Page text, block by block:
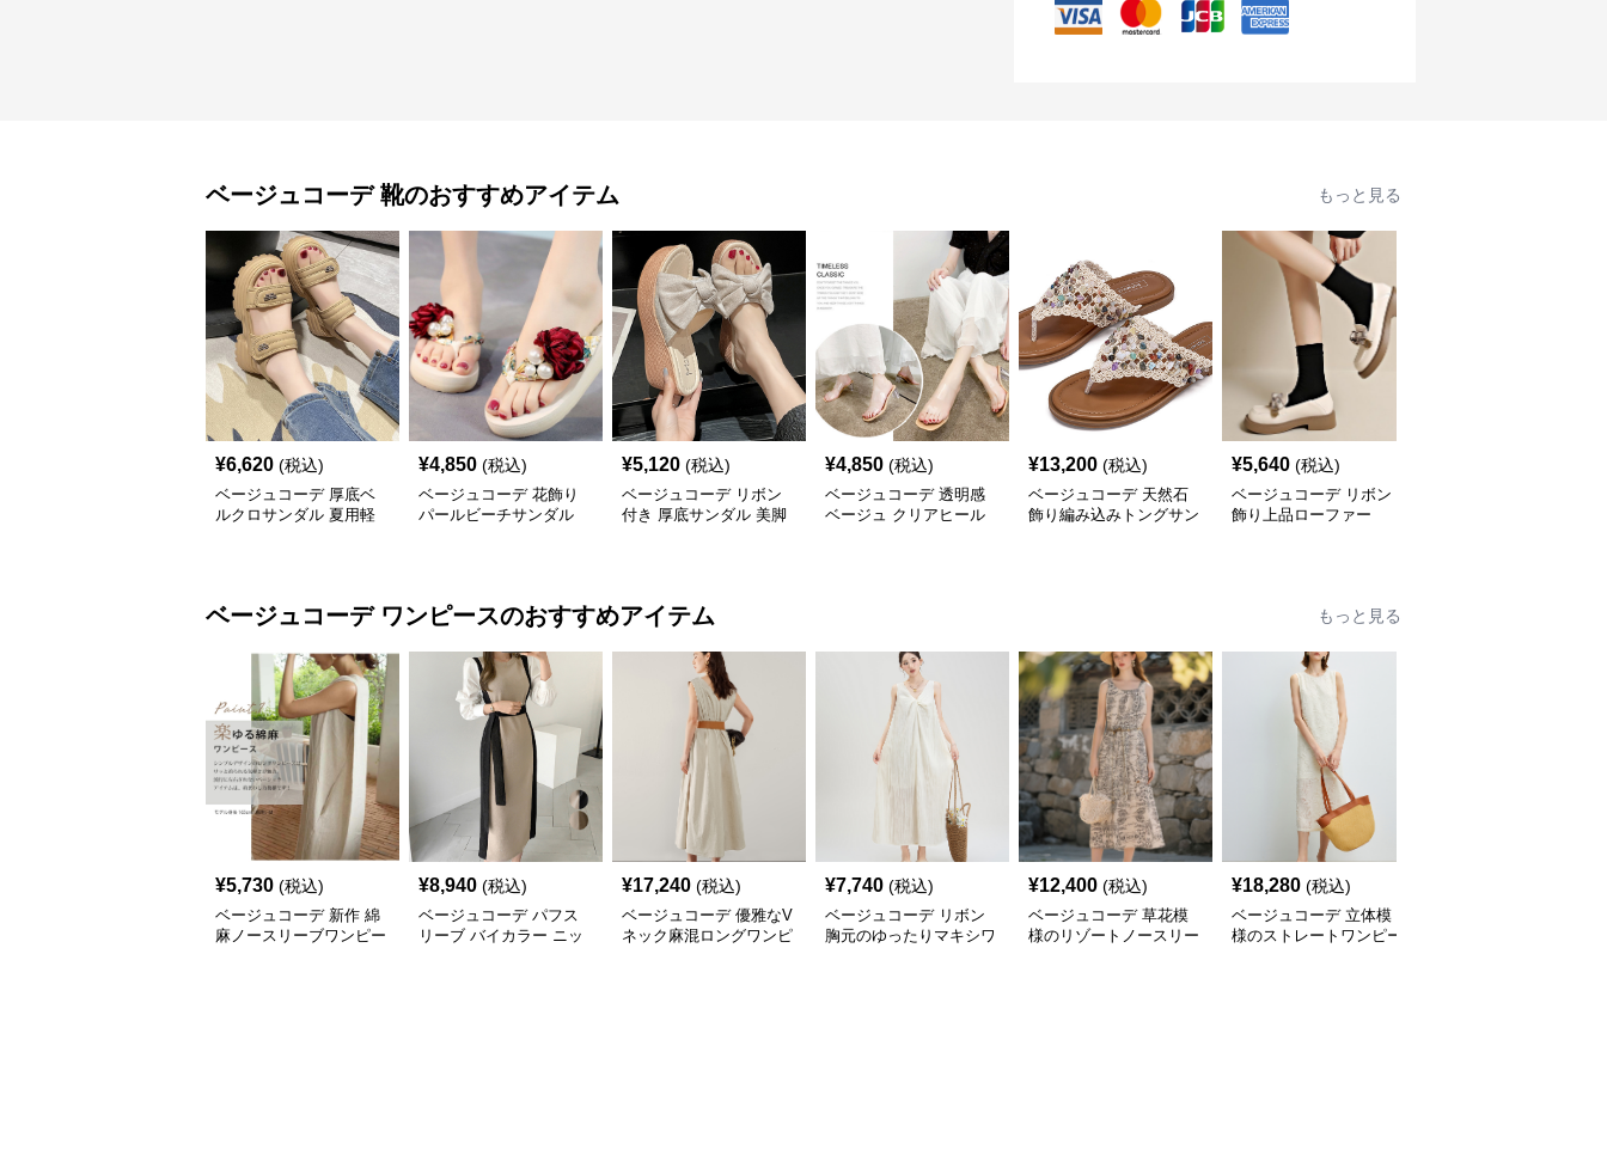
ベージュコーデ 靴のおすすめアイテム もっと見る
¥6,620 (税込)
ベージュコーデ 厚底ベ
ルクロサンダル 夏用軽
¥4,850 (税込)
ベージュコーデ 花飾り
パールビーチサンダル
¥5,120 (税込)
ベージュコーデ リボン
付き 厚底サンダル 美脚
¥4,850 (税込)
ベージュコーデ 透明感
ベージュ クリアヒール
¥13,200 (税込)
ベージュコーデ 天然石
飾り編み込みトングサン
¥5,640 (税込)
ベージュコーデ リボン
飾り上品ローファー
ベージュコーデ ワンピースのおすすめアイテム もっと見る
¥5,730 (税込)
ベージュコーデ 新作 綿
麻ノースリーブワンピー
¥8,940 (税込)
ベージュコーデ パフス
リーブ バイカラー ニッ
¥17,240 (税込)
ベージュコーデ 優雅なV
ネック麻混ロングワンピ
¥7,740 (税込)
ベージュコーデ リボン
胸元のゆったりマキシワ
¥12,400 (税込)
ベージュコーデ 草花模
様のリゾートノースリー
¥18,280 (税込)
ベージュコーデ 立体模
様のストレートワンピー